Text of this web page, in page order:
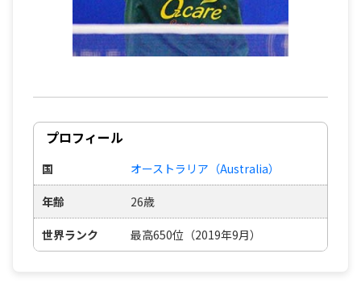
プロフィール
国 オーストラリア（Australia）
年齢 26歳
世界ランク 最高650位（2019年9月）